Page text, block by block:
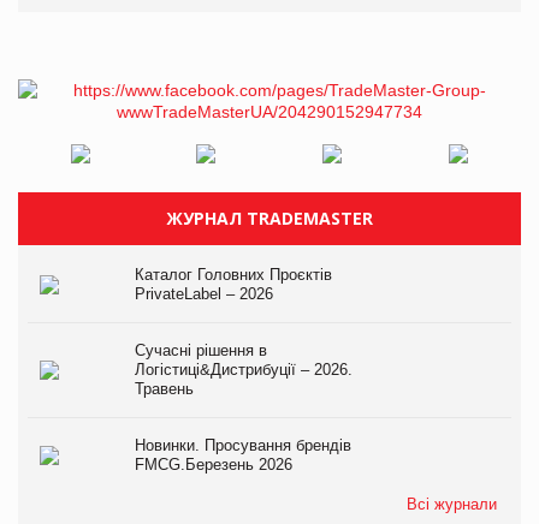
ЖУРНАЛ TRADEMASTER
Каталог Головних Проєктів
PrivateLabel – 2026
Сучасні рішення в
Логістиці&Дистрибуції – 2026.
Травень
Новинки. Просування брендів
FMCG.Березень 2026
Всі журнали